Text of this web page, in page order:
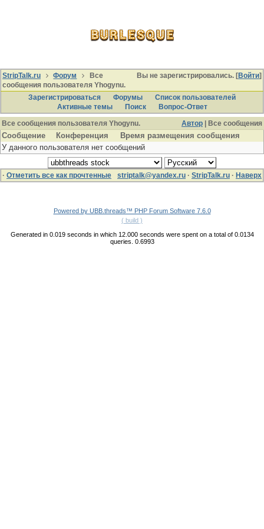
Вы не зарегистрировались. [Войти]
StripTalk.ru Форум
Все
сообщения пользователя Yhogynu.
Зарегистрироваться
Форумы
Список пользователей
Активные темы
Поиcк
Вопрос-Ответ
Автор | Все сообщения
Все сообщения пользователя Yhogynu.
Сообщение Конференция
Время размещения сообщения
У данного пользователя нет сообщений
· Отметить все как прочтенные striptalk@yandex.ru · StripTalk.ru · Наверх
Powered by UBB.threads™ PHP Forum Software 7.6.0
( build )
Generated in 0.019 seconds in which 12.000 seconds were spent on a total of 0.0134
queries. 0.6993